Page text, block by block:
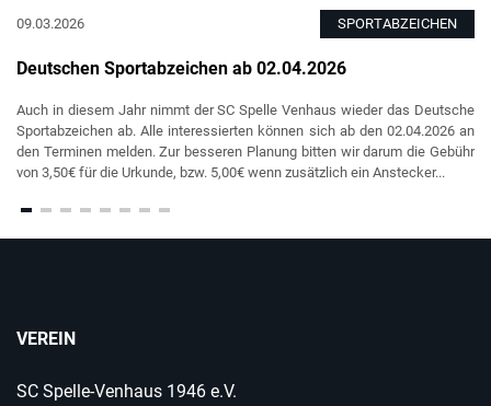
09.03.2026 SPORTABZEICHEN
Deutschen Sportabzeichen ab 02.04.2026
Auch in diesem Jahr nimmt der SC Spelle Venhaus wieder das Deutsche
Sportabzeichen ab. Alle interessierten können sich ab den 02.04.2026 an
den Terminen melden. Zur besseren Planung bitten wir darum die Gebühr
von 3,50€ für die Urkunde, bzw. 5,00€ wenn zusätzlich ein Anstecker...
VEREIN
SC Spelle-Venhaus 1946 e.V.